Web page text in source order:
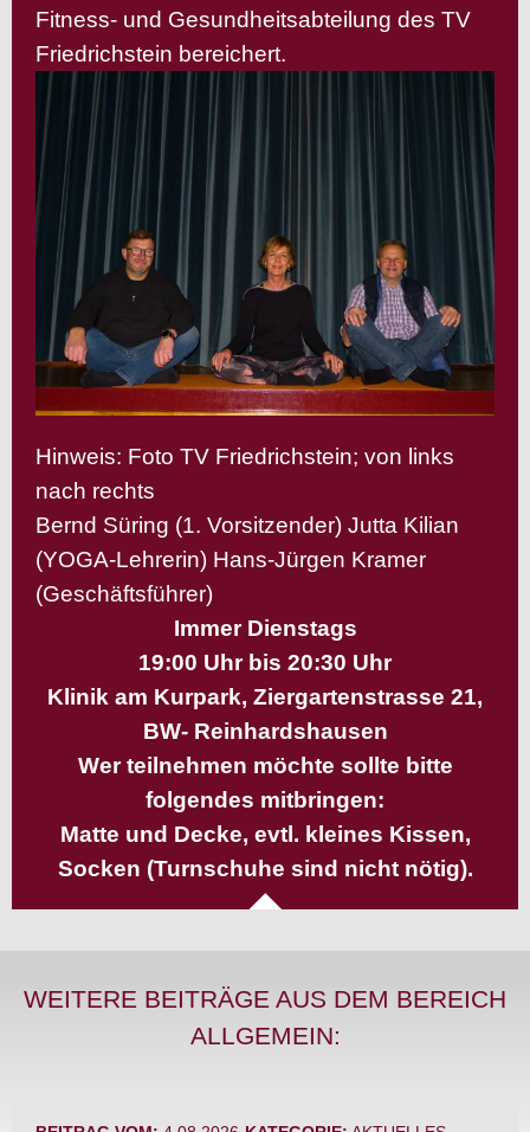
Fitness- und Gesundheitsabteilung des TV
Friedrichstein bereichert.
Hinweis: Foto TV Friedrichstein; von links
nach rechts
Bernd Süring (1. Vorsitzender) Jutta Kilian
(YOGA-Lehrerin) Hans-Jürgen Kramer
(Geschäftsführer)
Immer Dienstags
19:00 Uhr bis 20:30 Uhr
Klinik am Kurpark, Ziergartenstrasse 21,
BW- Reinhardshausen
Wer teilnehmen möchte sollte bitte
folgendes mitbringen:
Matte und Decke, evtl. kleines Kissen,
Socken (Turnschuhe sind nicht nötig).
WEITERE BEITRÄGE AUS DEM BEREICH
ALLGEMEIN: